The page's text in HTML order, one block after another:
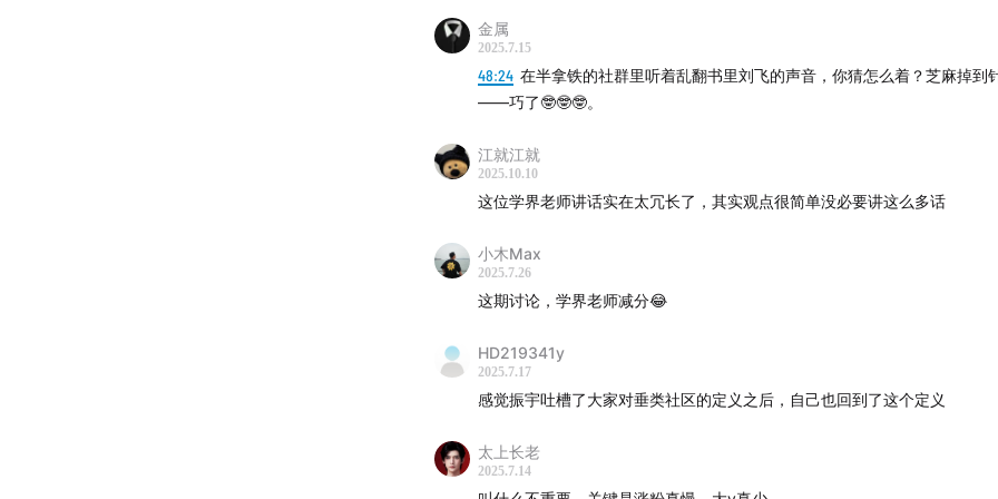
33:56 从利他、有用到更多的记录生活
34:11 社区UGC的本质是什么？是人的连接还是人跟内容的连接？
39:24 推荐算法革命助推了点对点高效社交的实现社交。
46:48 怎么让UGC的长尾价值被重新发现？
社区平台如何处理大众化内容与小众兴趣的关系？
金属
2025.7.15
48:24 在半拿铁的社群里听着乱翻书里刘飞的声音，你猜怎么着？芝麻掉到
——巧了🤓🤓🤓。
江就江就
2025.10.10
这位学界老师讲话实在太冗长了，其实观点很简单没必要讲这么多话
小木Max
2025.7.26
这期讨论，学界老师减分😂
HD219341y
2025.7.17
感觉振宇吐槽了大家对垂类社区的定义之后，自己也回到了这个定义
太上长老
2025.7.14